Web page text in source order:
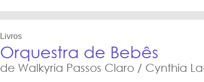
Livros
Orquestra de Bebês
de Walkyria Passos Claro / Cynthia